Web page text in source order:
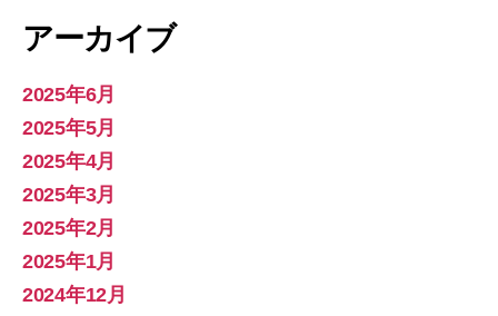
アーカイブ
2025年6月
2025年5月
2025年4月
2025年3月
2025年2月
2025年1月
2024年12月